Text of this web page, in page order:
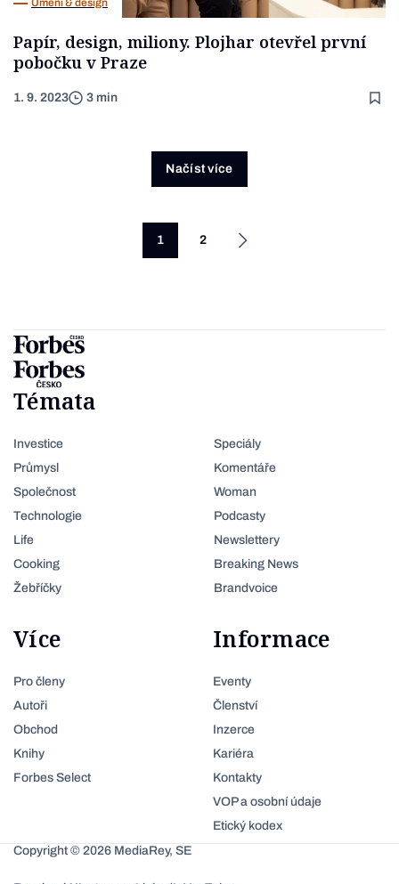
Umění & design
Papír, design, miliony. Plojhar otevřel první
pobočku v Praze
1. 9. 2023 3 min
Načíst více
1 2
Témata
Investice
Průmysl
Společnost
Technologie
Life
Cooking
Žebříčky
Speciály
Komentáře
Woman
Podcasty
Newslettery
Breaking News
Brandvoice
Více
Pro členy
Autoři
Obchod
Knihy
Forbes Select
Informace
Eventy
Členství
Inzerce
Kariéra
Kontakty
VOP a osobní údaje
Etický kodex
Copyright © 2026 MediaRey, SE